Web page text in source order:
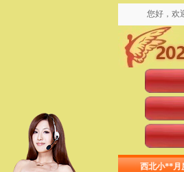
您好，欢
会员已开通！ 西北小**月度